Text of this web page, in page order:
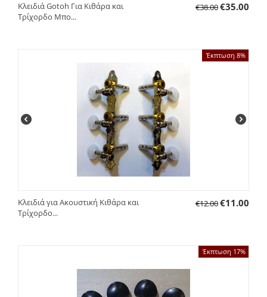
Κλειδιά Gotoh Για Κιθάρα και
Τρίχορδο Μπο...
€38.00€35.00
Έκπτωση 8%
Κλειδιά για Ακουστική Κιθάρα και
Τρίχορδο...
€12.00€11.00
Έκπτωση 17%